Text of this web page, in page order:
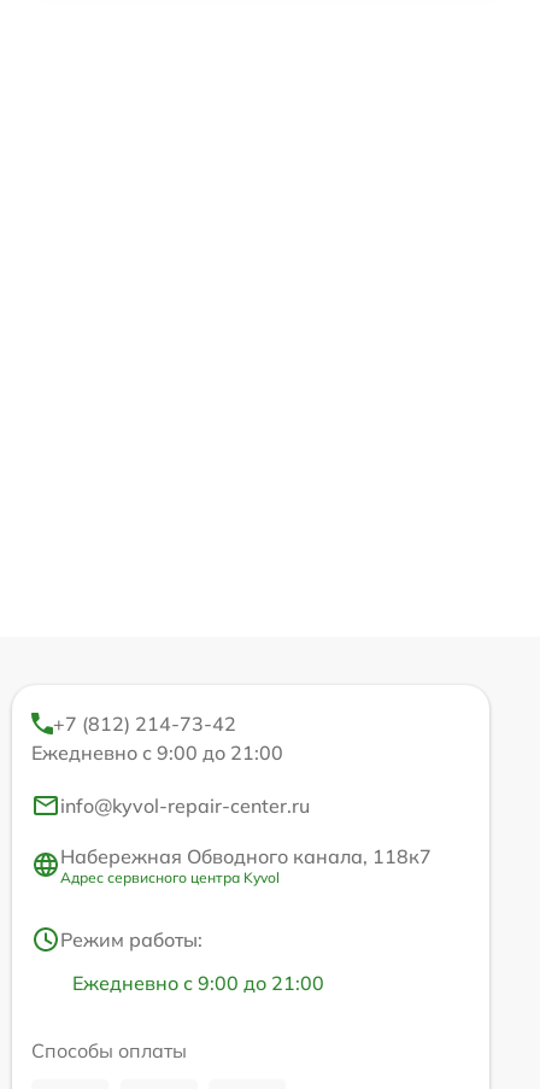
+7 (812) 214-73-42
Ежедневно с 9:00 до 21:00
info@kyvol-repair-center.ru
Набережная Обводного канала, 118к7
Адрес сервисного центра Kyvol
Режим работы:
Ежедневно с 9:00 до 21:00
Способы оплаты